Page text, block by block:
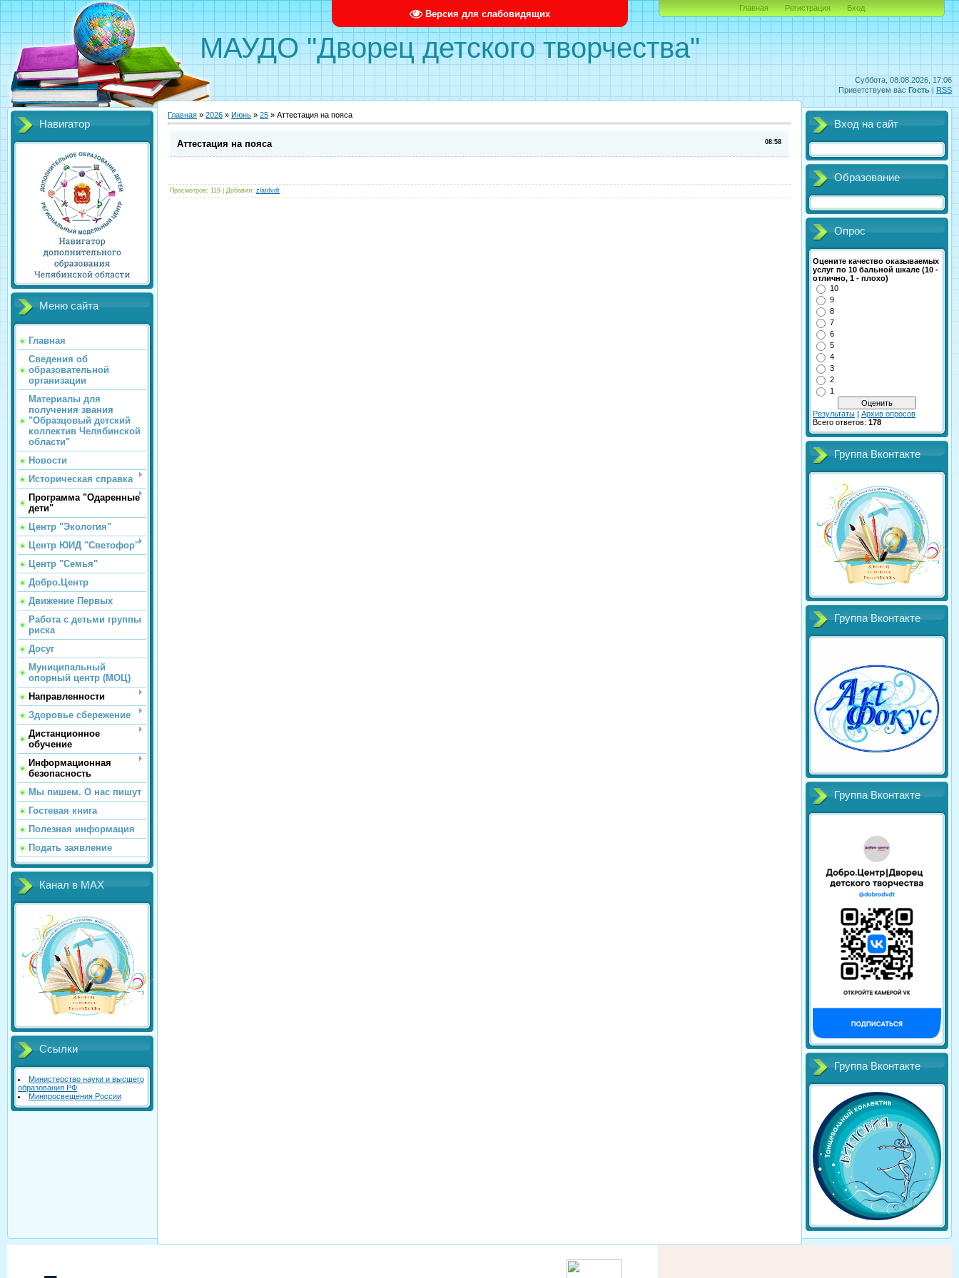
Версия для слабовидящих
Суббота, 08.08.2026, 17:06
Приветствуем вас Гость | RSS
МАУДО "Дворец детского творчества"
Главная Регистрация Вход
Навигатор
Меню сайта
Главная
Сведения об
образовательной
организации
Материалы для
получения звания
"Образцовый детский
коллектив Челябинской
области"
Новости
Историческая справка
Программа "Одаренные
дети"
Центр "Экология"
Центр ЮИД "Светофор"
Центр "Семья"
Добро.Центр
Движение Первых
Работа с детьми группы
риска
Досуг
Муниципальный
опорный центр (МОЦ)
Направленности
Здоровье сбережение
Дистанционное
обучение
Информационная
безопасность
Мы пишем. О нас пишут
Гостевая книга
Полезная информация
Подать заявление
Канал в MAX
Ссылки
Министерство науки и высшего
образования РФ
Минпросвещения России
Главная » 2026 » Июнь » 25 » Аттестация на пояса
08:58
Аттестация на пояса
Просмотров: 119 Добавил: zlatdvdt
Вход на сайт
Образование
Опрос
Оцените качество оказываемых
услуг по 10 бальной шкале (10 -
отлично, 1 - плохо)
10
9
8
7
6
5
4
3
2
1
Результаты | Архив опросов
Всего ответов: 178
Группа Вконтакте
Группа Вконтакте
Группа Вконтакте
Группа Вконтакте